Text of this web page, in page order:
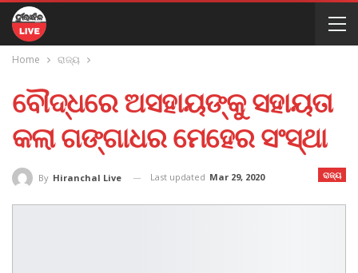
Home ରାଜ୍ୟ
ବୌଦ୍ଧରେ ଅସହାୟଙ୍କୁ ସହାୟତା
କଲା ଗଙ୍ଗାଧର ମେହେର ସଂସ୍ଥା
ରାଜ୍ୟ
By Hiranchal Live Last updated Mar 29, 2020